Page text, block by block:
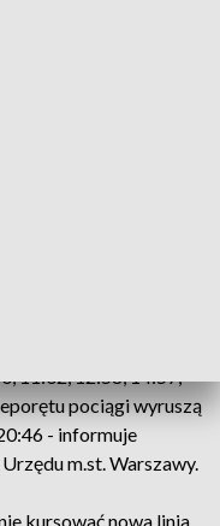
11:02, 12:58, 14:57,
pociągi wyruszą
- informuje
m.st. Warszawy.
kursować nowa linia